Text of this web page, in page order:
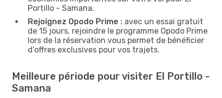
Portillo - Samana.
Rejoignez Opodo Prime : avec un essai gratuit
de 15 jours, rejoindre le programme Opodo Prime
lors de la réservation vous permet de bénéficier
d’offres exclusives pour vos trajets.
Meilleure période pour visiter El Portillo -
Samana